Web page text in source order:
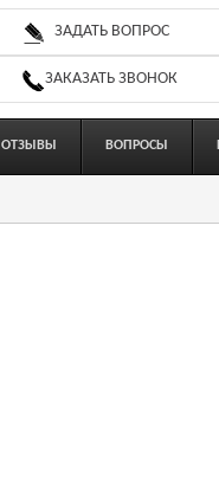
ЗАДАТЬ ВОПРОС
ЗАКАЗАТЬ ЗВОНОК
ОТЗЫВЫ ВОПРОСЫ